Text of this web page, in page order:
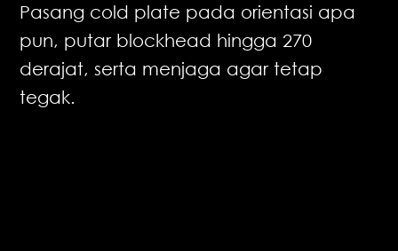
Pasang cold plate pada orientasi apa
pun, putar blockhead hingga 270
derajat, serta menjaga agar tetap
tegak.